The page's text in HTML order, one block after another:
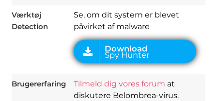
Værktøj
Detection
Se, om dit system er blevet
påvirket af malware
Brugererfaring Tilmeld dig vores forum at
diskutere Belombrea-virus.